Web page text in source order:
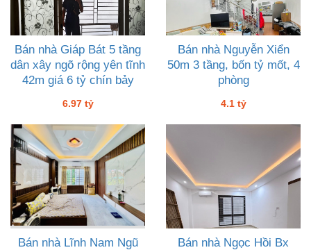
Bán nhà Giáp Bát 5 tầng
dân xây ngõ rộng yên tĩnh
42m giá 6 tỷ chín bảy
6.97 tỷ
Bán nhà Nguyễn Xiển
50m 3 tầng, bốn tỷ mốt, 4
phòng
4.1 tỷ
Bán nhà Lĩnh Nam Ngũ
Bán nhà Ngọc Hồi Bx